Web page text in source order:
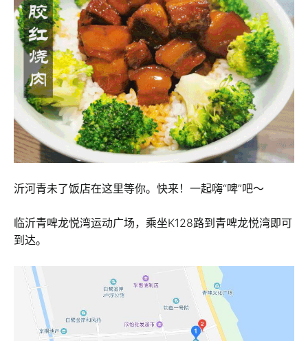
沂河青未了饭店在这里等你。快来！一起嗨“啤”吧～
临沂青啤龙悦湾运动广场，乘坐K128路到青啤龙悦湾即可
到达。